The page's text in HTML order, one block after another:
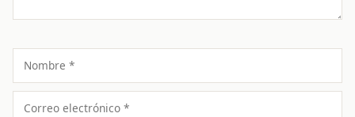
Nombre
Correo